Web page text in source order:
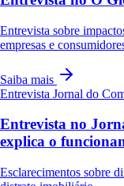
Entrevista sobre
empresas e
Saiba mais
Entrevista Jornal do
Entrevista no
explica o
Esclarecimentos sobre